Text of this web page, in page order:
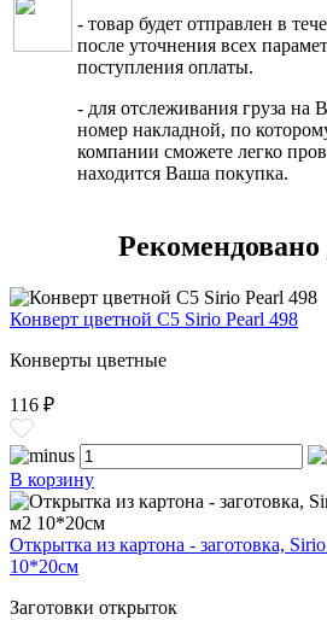
- товар будет отправлен в
после уточнения всех
поступления оплаты.
- для отслеживания груза на
номер накладной, по
компании сможете легко
находится Ваша покупка.
Рекомендовано
Конверт цветной С5 Sirio Pearl 498
Конверты цветные
116 ₽
В корзину
Открытка из картона - заготовка,
10*20см
Заготовки открыток